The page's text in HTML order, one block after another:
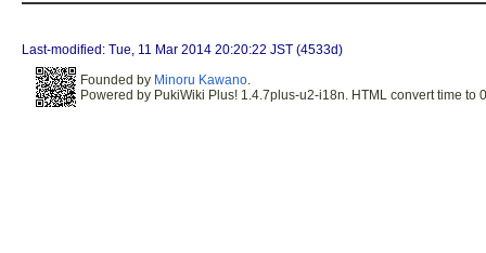
Last-modified: Tue, 11 Mar 2014 20:20:22 JST (4533d)
Founded by Minoru Kawano.
Powered by PukiWiki Plus! 1.4.7plus-u2-i18n. HTML convert time to